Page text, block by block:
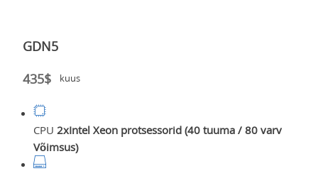
GDN5
435$
kuus
CPU 2xIntel Xeon protsessorid (40 tuuma / 80 varv
Võimsus)